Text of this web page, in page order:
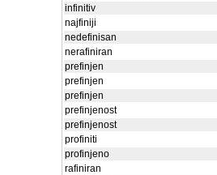
infinitiv
najfiniji
nedefinisan
nerafiniran
prefinjen
prefinjen
prefinjen
prefinjenost
prefinjenost
profiniti
profinjeno
rafiniran